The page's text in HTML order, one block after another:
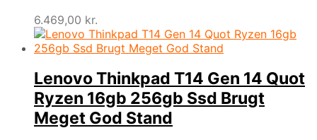
6.469,00 kr.
Lenovo Thinkpad T14 Gen 14 Quot
Ryzen 16gb 256gb Ssd Brugt
Meget God Stand